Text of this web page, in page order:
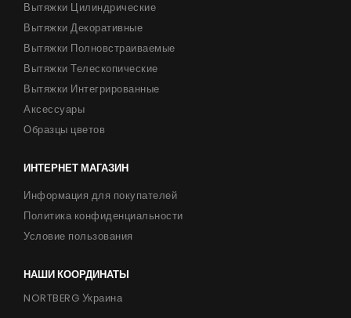
Вытяжки Цилиндрические
Вытяжки Декоративные
Вытяжки Полновстраиваемые
Вытяжки Телескопические
Вытяжки Интегрированные
Аксессуары
Образцы цветов
ИНТЕРНЕТ МАГАЗИН
Информация для покупателей
Политика конфиденциальности
Условие пользования
НАШИ КООРДИНАТЫ
NORTBERG Украина